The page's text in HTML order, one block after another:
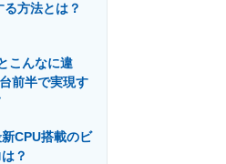
方法とは？
こんなに違
前半で実現す
CPU搭載のビ
？